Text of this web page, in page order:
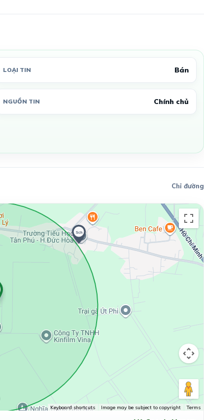
LOẠI TIN Bán
NGUỒN TIN Chính chủ
Chỉ đường
Keyboard shortcuts Image may be subject to copyright Terms